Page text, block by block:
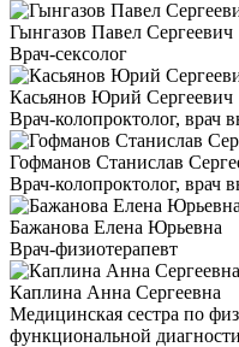
Гынгазов Павел Сергеевич
Врач-сексолог
Касьянов Юрий Сергеевич
Врач-колопроктолог, врач
Гофманов Станислав
Врач-колопроктолог, врач
Бажанова Елена Юрьевна
Врач-физиотерапевт
Каплина Анна Сергеевна
Медицинская сестра по
функциональной